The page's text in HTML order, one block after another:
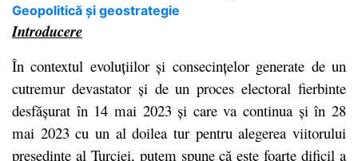
Geopolitică și geostrategie
Introducere
În contextul evoluțiilor și consecințelor generate de un
cutremur devastator și de un proces electoral fierbinte
desfășurat în 14 mai 2023 și care va continua și în 28
mai 2023 cu un al doilea tur pentru alegerea viitorului
președinte al Turciei, putem spune că este foarte dificil a